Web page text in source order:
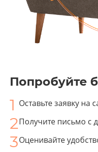
Попробуйте
1 Оставьте заявку на
2Получите письмо с
3Оценивайте